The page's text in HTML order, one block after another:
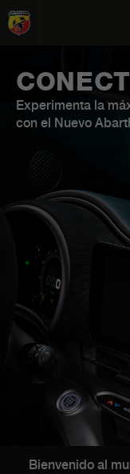
Experimenta la
con el Nuevo
Bienvenido al